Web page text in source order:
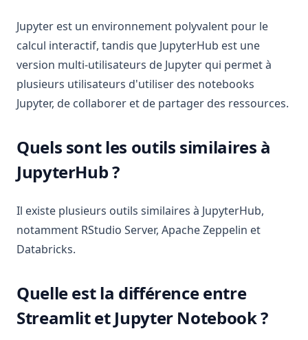
Jupyter est un environnement polyvalent pour le
calcul interactif, tandis que JupyterHub est une
version multi-utilisateurs de Jupyter qui permet à
plusieurs utilisateurs d'utiliser des notebooks
Jupyter, de collaborer et de partager des ressources.
Quels sont les outils similaires à
JupyterHub ?
Il existe plusieurs outils similaires à JupyterHub,
notamment RStudio Server, Apache Zeppelin et
Databricks.
Quelle est la différence entre
Streamlit et Jupyter Notebook ?